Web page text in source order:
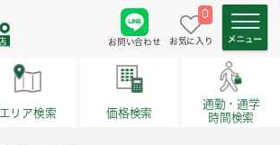
お問い合わせ
0
お気に入り
エリア検索 価格検索
通勤・通学
時間検索